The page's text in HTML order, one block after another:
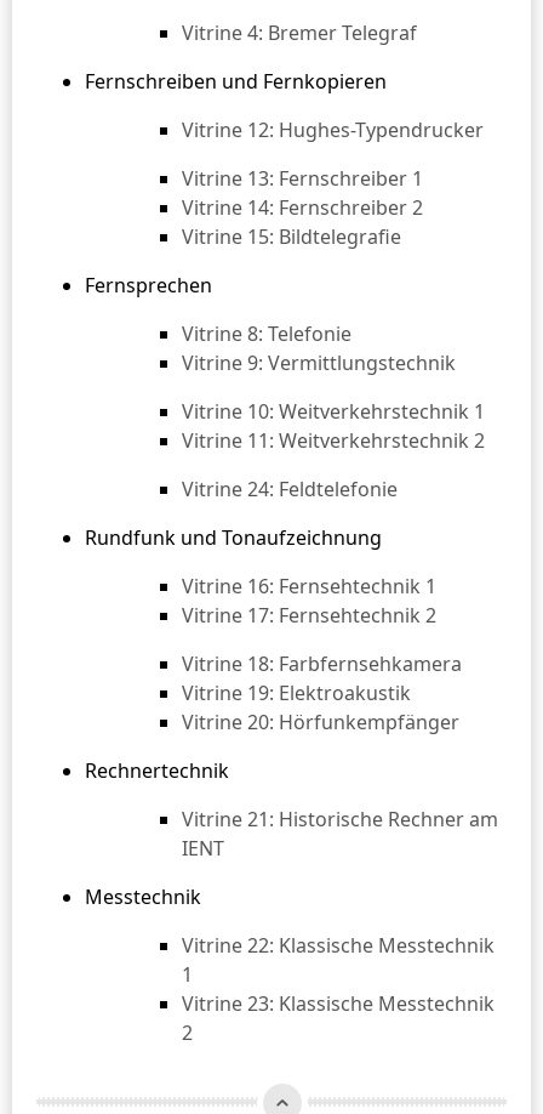
Vitrine 4: Bremer Telegraf
Fernschreiben und Fernkopieren
Vitrine 12: Hughes-Typendrucker
Vitrine 13: Fernschreiber 1
Vitrine 14: Fernschreiber 2
Vitrine 15: Bildtelegrafie
Fernsprechen
Vitrine 8: Telefonie
Vitrine 9: Vermittlungstechnik
Vitrine 10: Weitverkehrstechnik 1
Vitrine 11: Weitverkehrstechnik 2
Vitrine 24: Feldtelefonie
Rundfunk und Tonaufzeichnung
Vitrine 16: Fernsehtechnik 1
Vitrine 17: Fernsehtechnik 2
Vitrine 18: Farbfernsehkamera
Vitrine 19: Elektroakustik
Vitrine 20: Hörfunkempfänger
Rechnertechnik
Vitrine 21: Historische Rechner am
IENT
Messtechnik
Vitrine 22: Klassische Messtechnik
1
Vitrine 23: Klassische Messtechnik
2